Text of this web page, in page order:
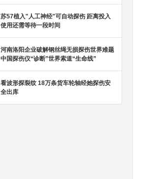
苏57植入"人工神经"可自动探伤 距离投入
使用还需等待一段时间
河南洛阳企业破解钢丝绳无损探伤世界难题
中国探伤仪“诊断”世界索道“生命线”
看波形探裂纹 18万条货车轮轴经她探伤安
全出库